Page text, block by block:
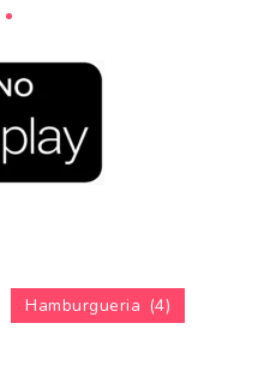
Hamburgueria (4)